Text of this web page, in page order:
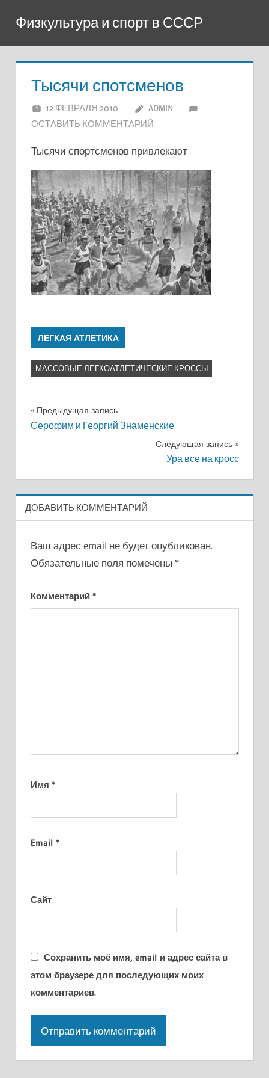
содержимому
Физкультура и спорт в СССР
Тысячи спотсменов
12 ФЕВРАЛЯ 2010
ADMIN
ОСТАВИТЬ КОММЕНТАРИЙ
Тысячи спортсменов привлекают
ЛЕГКАЯ АТЛЕТИКА
МАССОВЫЕ ЛЕГКОАТЛЕТИЧЕСКИЕ КРОССЫ
Навигация
по
Предыдущая запись
Серофим и Георгий Знаменские
Следующая запись
Ура все на кросс
ДОБАВИТЬ КОММЕНТАРИЙ
Ваш адрес email не будет опубликован.
Обязательные поля помечены *
Комментарий *
Имя *
Email *
Сайт
Сохранить моё имя, email и адрес сайта в
этом браузере для последующих моих
комментариев.